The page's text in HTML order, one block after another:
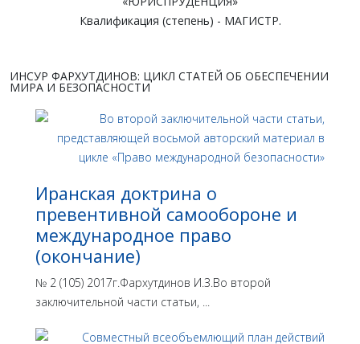
Квалификация (степень) - МАГИСТР.
ИНСУР ФАРХУТДИНОВ: ЦИКЛ СТАТЕЙ ОБ ОБЕСПЕЧЕНИИ
МИРА И БЕЗОПАСНОСТИ
Иранская доктрина о
превентивной самообороне и
международное право
(окончание)
№ 2 (105) 2017г.Фархутдинов И.З.Во второй
заключительной части статьи, ...